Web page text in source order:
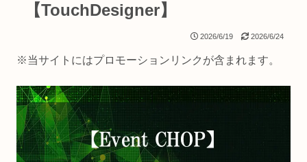
【TouchDesigner】
2026/6/19 2026/6/24
※当サイトにはプロモーションリンクが含まれます。